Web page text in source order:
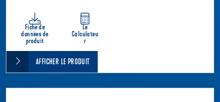
Fiche de
données de
produit
Le
Calculateu
r
AFFICHER LE PRODUIT